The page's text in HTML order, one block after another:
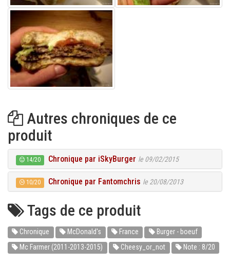
Autres chroniques de ce
produit
14/20 Chronique par iSkyBurger le 09/02/2015
10/20 Chronique par Fantomchris le 20/08/2013
Tags de ce produit
Chronique McDonald's France
Burger - boeuf
Mc Farmer (2011-2013-2015)
Cheesy_or_not Note : 8/20